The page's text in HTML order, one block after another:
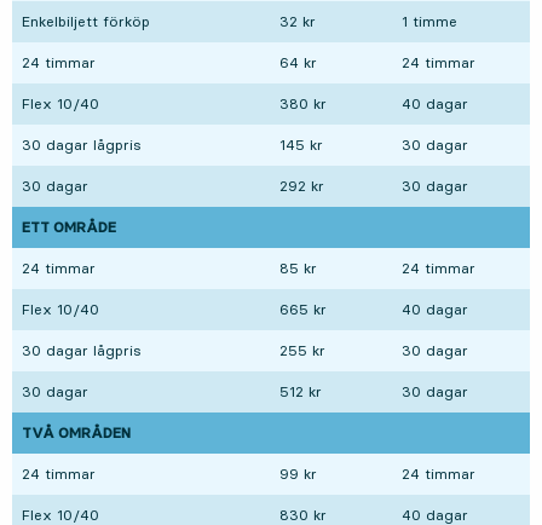
Enkelbiljett förköp 32 kr 1 timme
24 timmar 64 kr 24 timmar
Flex 10/40 380 kr 40 dagar
30 dagar lågpris 145 kr 30 dagar
30 dagar 292 kr 30 dagar
ETT OMRÅDE
24 timmar 85 kr 24 timmar
Flex 10/40 665 kr 40 dagar
30 dagar lågpris 255 kr 30 dagar
30 dagar 512 kr 30 dagar
TVÅ OMRÅDEN
24 timmar 99 kr 24 timmar
Flex 10/40 830 kr 40 dagar